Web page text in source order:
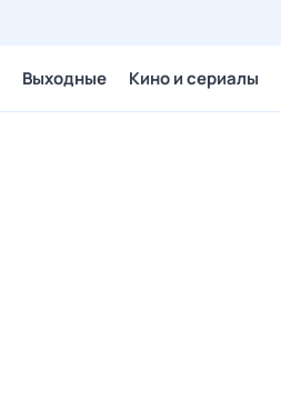
Выходные Кино и сериалы